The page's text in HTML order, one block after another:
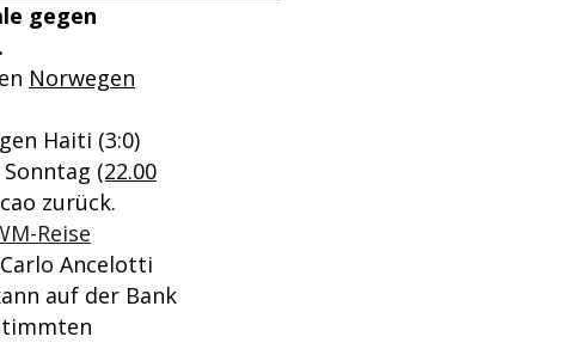
gegen
Norwegen
Haiti (3:0)
(22.00
zurück.
Reise
Ancelotti
auf der Bank